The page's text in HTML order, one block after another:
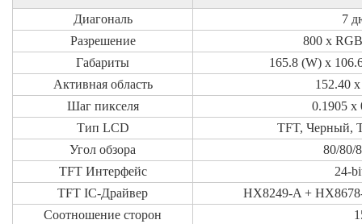
Диагональ
7
Разрешение
800 x
Габариты
165.8 (W) x
Активная область
152.40
Шаг пикселя
0.1905 x
Тип LCD
TFT, Черный,
Угол обзора
80/80/
TFT Интерфейс
24-
TFT IC-Драйвер
HX8249-A +
Соотношение сторон